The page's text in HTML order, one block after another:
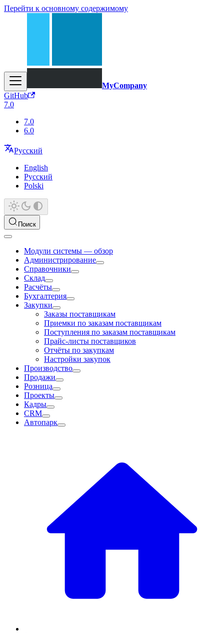
Перейти к основному содержимому
MyCompany
GitHub
7.0
7.0
6.0
Русский
English
Русский
Polski
Поиск
Модули системы — обзор
Администрирование
Справочники
Склад
Расчёты
Бухгалтерия
Закупки
Заказы поставщикам
Приемки по заказам поставщикам
Поступления по заказам поставщикам
Прайс-листы поставщиков
Отчёты по закупкам
Настройки закупок
Производство
Продажи
Розница
Проекты
Кадры
CRM
Автопарк